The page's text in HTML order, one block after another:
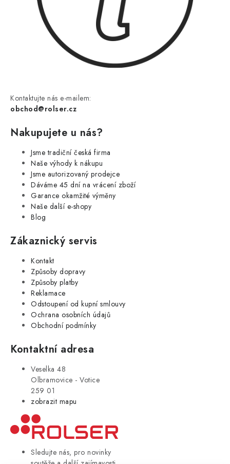
Kontaktujte nás e-mailem:
obchod@rolser.cz
Nakupujete u nás?
Jsme tradiční česká firma
Naše výhody k nákupu
Jsme autorizovaný prodejce
Dáváme 45 dní na vrácení zboží
Garance okamžité výměny
Naše další e-shopy
Blog
Zákaznický servis
Kontakt
Způsoby dopravy
Způsoby platby
Reklamace
Odstoupení od kupní smlouvy
Ochrana osobních údajů
Obchodní podmínky
Kontaktní adresa
Veselka 48
Olbramovice - Votice
259 01
zobrazit mapu
Sledujte nás, pro novinky